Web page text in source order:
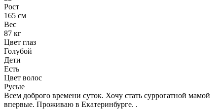
Рост
165 см
Вес
87 кг
Цвет глаз
Голубой
Дети
Есть
Цвет волос
Русые
Всем доброго времени суток. Хочу стать суррогатной мамой
впервые. Проживаю в Екатеринбурге. .